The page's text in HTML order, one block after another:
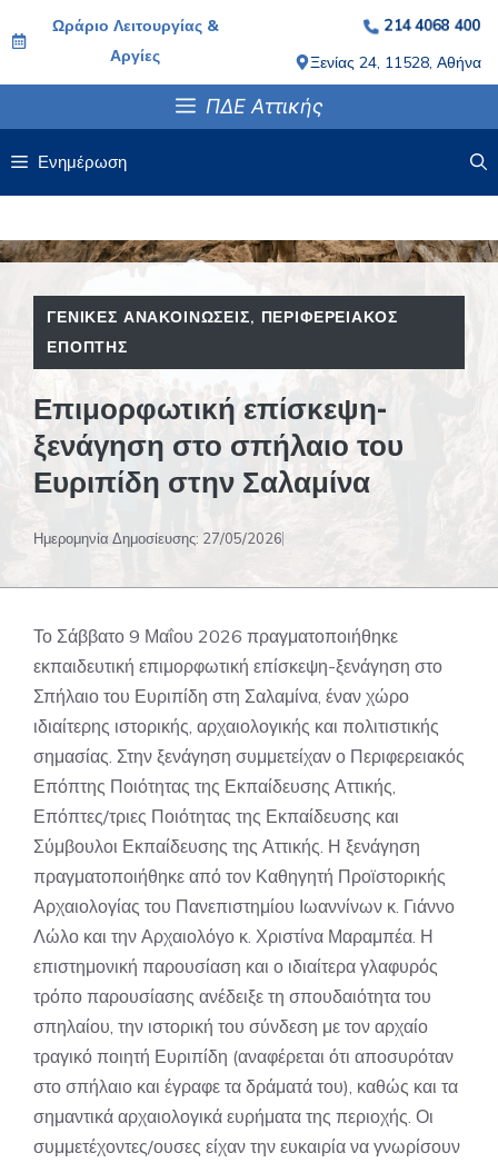
σε
Ωράριο Λειτουργίας &
Αργίες
214 4068 400
Ξενίας 24, 11528, Αθήνα
ΠΔΕ Αττικής
Ενημέρωση
ΓΕΝΙΚΈΣ ΑΝΑΚΟΙΝΏΣΕΙΣ, ΠΕΡΙΦΕΡΕΙΑΚΌΣ
ΕΠΌΠΤΗΣ
Επιμορφωτική επίσκεψη-
ξενάγηση στο σπήλαιο του
Ευριπίδη στην Σαλαμίνα
Ημερομηνία Δημοσίευσης: 27/05/2026
Το Σάββατο 9 Μαΐου 2026 πραγματοποιήθηκε
εκπαιδευτική επιμορφωτική επίσκεψη-ξενάγηση στο
Σπήλαιο του Ευριπίδη στη Σαλαμίνα, έναν χώρο
ιδιαίτερης ιστορικής, αρχαιολογικής και πολιτιστικής
σημασίας. Στην ξενάγηση συμμετείχαν ο Περιφερειακός
Επόπτης Ποιότητας της Εκπαίδευσης Αττικής,
Επόπτες/τριες Ποιότητας της Εκπαίδευσης και
Σύμβουλοι Εκπαίδευσης της Αττικής. Η ξενάγηση
πραγματοποιήθηκε από τον Καθηγητή Προϊστορικής
Αρχαιολογίας του Πανεπιστημίου Ιωαννίνων κ. Γιάννο
Λώλο και την Αρχαιολόγο κ. Χριστίνα Μαραμπέα. Η
επιστημονική παρουσίαση και ο ιδιαίτερα γλαφυρός
τρόπο παρουσίασης ανέδειξε τη σπουδαιότητα του
σπηλαίου, την ιστορική του σύνδεση με τον αρχαίο
τραγικό ποιητή Ευριπίδη (αναφέρεται ότι αποσυρόταν
στο σπήλαιο και έγραφε τα δράματά του), καθώς και τα
σημαντικά αρχαιολογικά ευρήματα της περιοχής. Οι
συμμετέχοντες/ουσες είχαν την ευκαιρία να γνωρίσουν